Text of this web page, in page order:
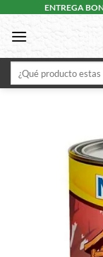
content
ENTREGA
Buscar
por: